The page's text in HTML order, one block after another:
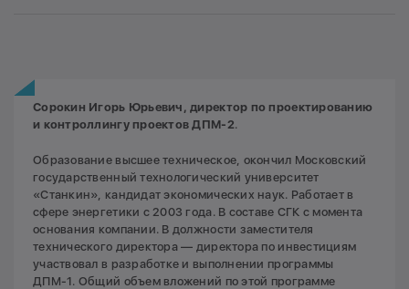
Сорокин Игорь Юрьевич, директор по проектированию
и контроллингу проектов ДПМ-2.
Образование высшее техническое, окончил Московский
государственный технологический университет
«Станкин», кандидат экономических наук. Работает в
сфере энергетики с 2003 года. В составе СГК с момента
основания компании. В должности заместителя
технического директора — директора по инвестициям
участвовал в разработке и выполнении программы
ДПМ-1. Общий объем вложений по этой программе